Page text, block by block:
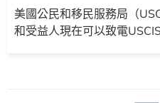
美國公民和移民服務局（
和受益人現在可以致電